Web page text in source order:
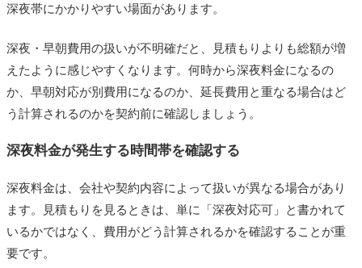
深夜帯にかかりやすい場面があります。
深夜・早朝費用の扱いが不明確だと、見積もりよりも総額が増
えたように感じやすくなります。何時から深夜料金になるの
か、早朝対応が別費用になるのか、延長費用と重なる場合はど
う計算されるのかを契約前に確認しましょう。
深夜料金が発生する時間帯を確認する
深夜料金は、会社や契約内容によって扱いが異なる場合があり
ます。見積もりを見るときは、単に「深夜対応可」と書かれて
いるかではなく、費用がどう計算されるかを確認することが重
要です。